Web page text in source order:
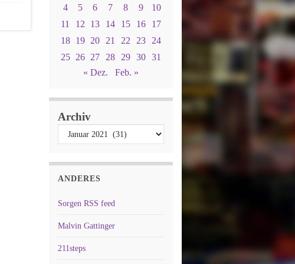
4
5 6 7 8 9
10
11
12 13 14 15 16
17
18
19 20 21 22 23
24
25
26 27 28 29 30 31
« Dez.
Feb. »
Archiv
ANDERES
Sorgen RSS feed
Malvin Gattinger
211steps